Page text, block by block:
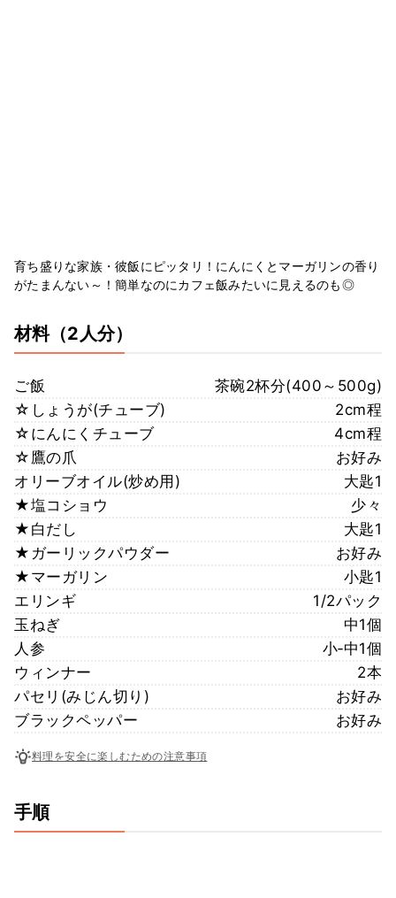
育ち盛りな家族・彼飯にピッタリ！にんにくとマーガリンの香り
がたまんない～！簡単なのにカフェ飯みたいに見えるのも◎
材料（2人分）
ご飯
茶碗2杯分(400～500g)
☆しょうが(チューブ)
2cm程
☆にんにくチューブ
4cm程
☆鷹の爪
お好み
オリーブオイル(炒め用)
大匙1
★塩コショウ
少々
★白だし
大匙1
★ガーリックパウダー
お好み
★マーガリン
小匙1
エリンギ
1/2パック
玉ねぎ
中1個
人参
小‐中1個
ウィンナー
2本
パセリ(みじん切り)
お好み
ブラックペッパー
お好み
料理を安全に楽しむための注意事項
手順